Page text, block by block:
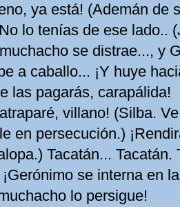
ya está! (Ademán de
No lo tenías de ese lado..
se distrae..., y
a caballo... ¡Y huye
las pagarás, carapálida!
atraparé, villano! (Silba.
en persecución.)
Tacatán... Tacatán.
¡Gerónimo se interna en
lo persigue!